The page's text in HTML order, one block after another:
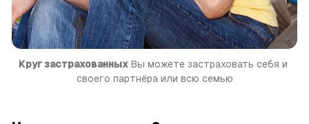
Круг застрахованных Вы можете застраховать себя и
своего партнёра или всю семью